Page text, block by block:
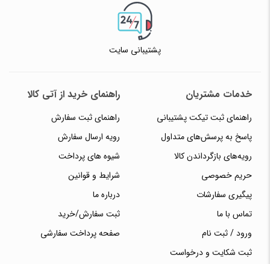
پشتیبانی سایت
خدمات مشتریان
راهنمای ثبت تیکت پشتیبانی
پاسخ به پرسش‌های متداول
رویه‌های بازگرداندن کالا
حریم خصوصی
پیگیری سفارشات
تماس با ما
ورود / ثبت نام
ثبت شکایت و درخواست
راهنمای خرید از آتی کالا
راهنمای ثبت سفارش
رویه ارسال سفارش
شیوه های پرداخت
شرایط و قوانین
درباره ما
ثبت سفارش/خرید
صفحه پرداخت سفارشی